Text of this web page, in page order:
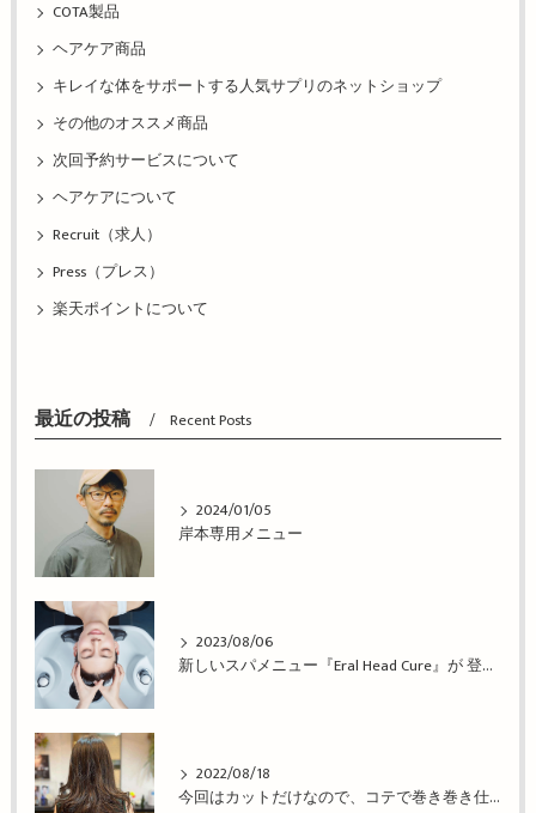
COTA製品
ヘアケア商品
キレイな体をサポートする人気サプリのネットショップ
その他のオススメ商品
次回予約サービスについて
ヘアケアについて
Recruit（求人）
Press（プレス）
楽天ポイントについて
最近の投稿 Recent Posts
2024/01/05
岸本専用メニュー
2023/08/06
新しいスパメニュー『Eral Head Cure』が 登場！姫路市の美容院BEREA(ベレア)はお客様のキレイを叶える美容室／ヘアサロン
2022/08/18
今回はカットだけなので、コテで巻き巻き仕上げ！姫路市の美容院BEREA(ベレア)はお客様のキレイを叶える美容室／ヘアサロン